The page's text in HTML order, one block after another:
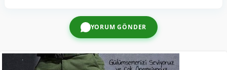
YORUM GÖNDER